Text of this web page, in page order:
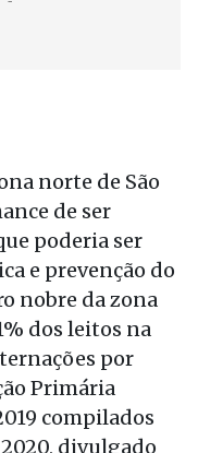
norte de São
de ser
poderia ser
e prevenção do
nobre da zona
dos leitos na
por
Primária
compilados
divulgado